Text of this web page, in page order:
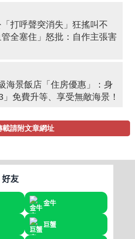
打呼聲突消失」狂搖叫不
全塞住」怒批：自作主張害
海景飯店「住房優惠」：身
免費升等、享受無敵海景！
載請附文章網址